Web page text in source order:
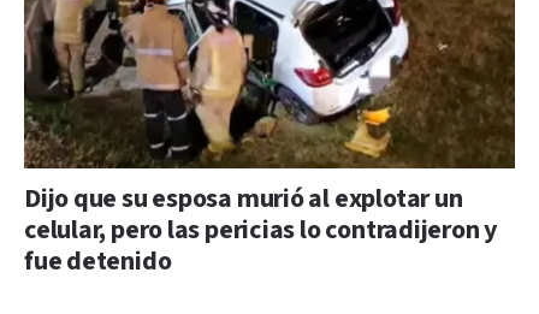
Dijo que su esposa murió al explotar un
celular, pero las pericias lo contradijeron y
fue detenido